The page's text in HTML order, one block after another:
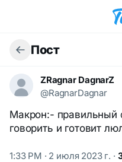
Пост
ZRagnar DagnarZ
@RagnarDagnar
Макрон:- правильный
говорить и готовит
1:33 PM · 2 июля 2023 г. ·